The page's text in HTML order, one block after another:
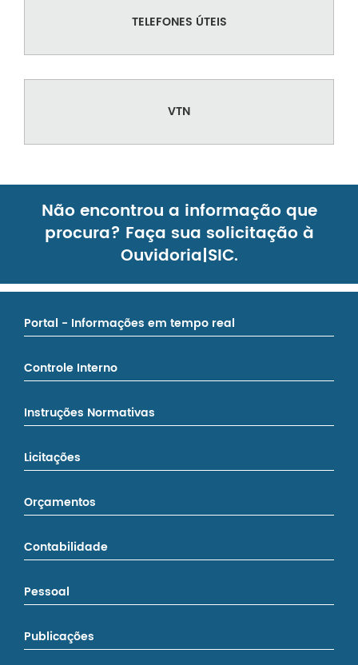
TELEFONES ÚTEIS
VTN
Não encontrou a informação que
procura? Faça sua solicitação à
Ouvidoria|SIC.
Portal - Informações em tempo real
Controle Interno
Instruções Normativas
Licitações
Orçamentos
Contabilidade
Pessoal
Publicações